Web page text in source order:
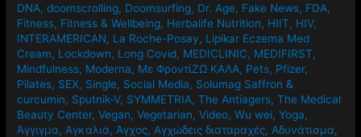
DNA,doomscrolling, Doomsurfing, Dr. Age, Fake News, FDA,
Fitness, Fitness & Wellbeing, Herbalife Nutrition, HIIT, HIV,
INTERAMERICAN, La Roche-Posay, Lipikar Eczema Med
Cream, Lockdown, Long Covid, MEDICLINIC, MEDIFIRST,
Mindfulness, Moderna, Mε ΦροντίΖΩ ΚΑΛΑ, Pets, Pfizer,
Pilates, SEX, Single, Social Media, Solumag Saffron &
curcumin, Sputnik-V, SYMMETRIA,The Antiagers,The Medical
Beauty Center,Vegan,Vegetarian,Video,Wu wei,Yoga,
Άγγιγμα, Αγκαλιά, Άγχος, Αγχώδεις διαταραχές, Αδυνάτισμα,